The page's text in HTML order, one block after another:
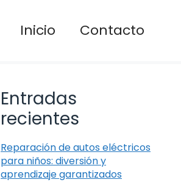
Inicio Contacto
Entradas
recientes
Reparación de autos eléctricos
para niños: diversión y
aprendizaje garantizados